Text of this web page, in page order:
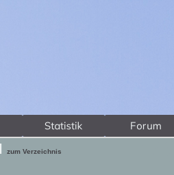
zum Verzeichnis